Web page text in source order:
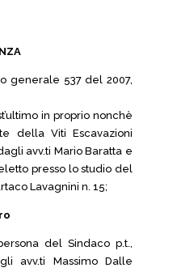
generale 537 del 2007,
in proprio nonchè
della Viti Escavazioni
avv.ti Mario Baratta e
presso lo studio del
Lavagnini n. 15;
del Sindaco p.t.,
avv.ti Massimo Dalle